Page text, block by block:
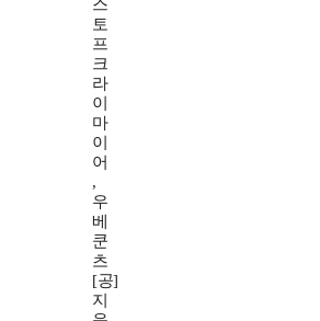
스
토
프
크
라
이
마
이
어
,
우
베
쿤
츠
[공]
지